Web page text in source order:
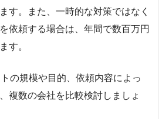
す。また、一時的な対策ではなく
依頼する場合は、年間で数百万円
す。
の規模や目的、依頼内容によっ
複数の会社を比較検討しましょ